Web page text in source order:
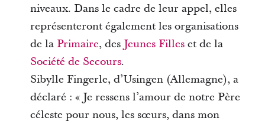
niveaux. Dans le cadre de leur appel, elles
représenteront également les organisations
de la Primaire, des Jeunes Filleset de la
Société de Secours.
Sibylle Fingerle, d’Usingen (Allemagne), a
déclaré : « Je ressens l’amour de notre Père
céleste pour nous, les sœurs, dans mon